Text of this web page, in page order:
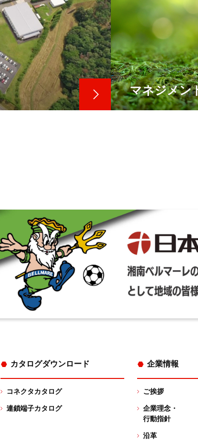
マネジメン
カタログダウンロード
コネクタカタログ
連鎖端子カタログ
企業情報
ご挨拶
企業理念・
行動指針
沿革